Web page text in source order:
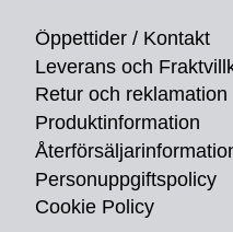
Öppettider / Kontakt
Leverans och
Retur och reklamation
Produktinformation
Personuppgiftspolicy
Cookie Policy